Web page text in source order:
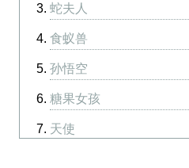
蛇夫人
食蚁兽
孙悟空
糖果女孩
天使